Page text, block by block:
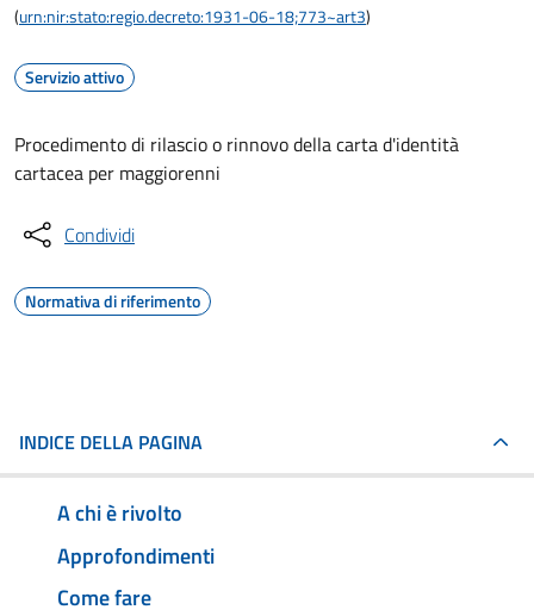
(urn:nir:stato:regio.decreto:1931-06-18;773~art3)
Servizio attivo
Procedimento di rilascio o rinnovo della carta d'identità
cartacea per maggiorenni
Condividi
Normativa di riferimento
INDICE DELLA PAGINA
A chi è rivolto
Approfondimenti
Come fare